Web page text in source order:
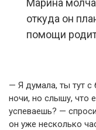
Марина
откуда он
помощи
— Я думала, ты тут с
ночи, но слышу, что
успеваешь? —
он уже несколько